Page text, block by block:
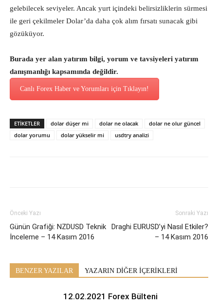
gelebilecek seviyeler. Ancak yurt içindeki belirsizliklerin sürmesi
ile geri çekilmeler Dolar’da daha çok alım fırsatı sunacak gibi
gözüküyor.
Burada yer alan yatırım bilgi, yorum ve tavsiyeleri yatırım
danışmanlığı kapsamında değildir.
Canlı Forex Haber ve Yorumları için Tıklayın!
ETİKETLER dolar düşer mi dolar ne olacak
dolar ne olur güncel
dolar yorumu
dolar yükselir mi usdtry analizi
Önceki Yazı
Günün Grafiği: NZDUSD Teknik
İnceleme – 14 Kasım 2016
Sonraki Yazı
Draghi EURUSD’yi Nasıl Etkiler?
– 14 Kasım 2016
BENZER YAZILAR YAZARIN DİĞER İÇERİKLERİ
12.02.2021 Forex Bülteni